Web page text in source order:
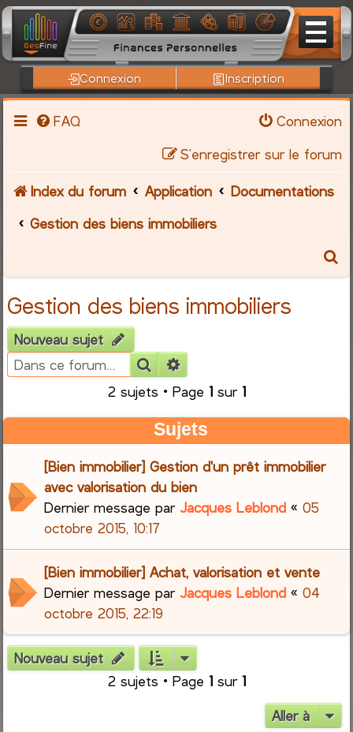
Connexion Inscription
FAQ
Connexion
S’enregistrer sur le forum
Index du forum Application
Documentations
Gestion des biens immobiliers
r
c
r
Gestion des biens immobiliers
Nouveau sujet
Rechercher
2 sujets • Page 1sur 1
Sujets
[Bien immobilier] Gestion d'un prêt immobilier
avec valorisation du bien
Dernier message parJacques Leblond «05
octobre 2015, 10:17
[Bien immobilier] Achat, valorisation et vente
Dernier message parJacques Leblond «04
octobre 2015, 22:19
Nouveau sujet
2 sujets • Page 1sur 1
Aller à